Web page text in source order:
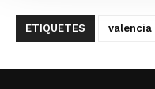
ETIQUETES valencia